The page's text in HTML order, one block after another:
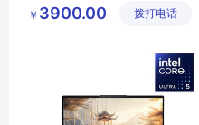
笔记本办公电脑
技有限公
￥ 3900.00 拨打电话